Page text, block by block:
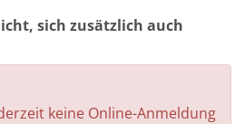
sich zusätzlich auch
keine Online-Anmeldung